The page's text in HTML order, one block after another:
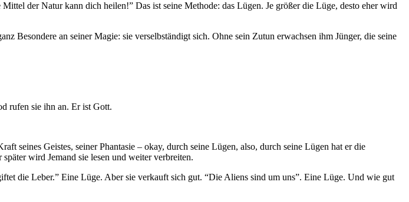
der Natur kann dich heilen!” Das ist seine Methode: das Lügen. Je größer die Lüge, desto eher wird
an seiner Magie: sie verselbständigt sich. Ohne sein Zutun erwachsen ihm Jünger, die seine
rufen sie ihn an. Er ist Gott.
seines Geistes, seiner Phantasie – okay, durch seine Lügen, also, durch seine Lügen hat er die
wird Jemand sie lesen und weiter verbreiten.
die Leber.” Eine Lüge. Aber sie verkauft sich gut. “Die Aliens sind um uns”. Eine Lüge. Und wie gut